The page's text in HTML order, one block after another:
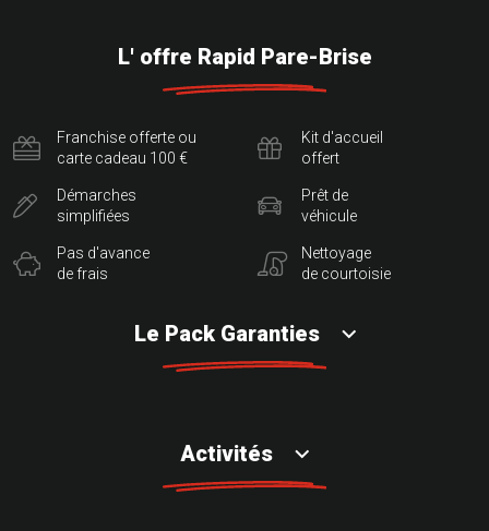
L' offre Rapid Pare-Brise
Franchise offerte ou
carte cadeau 100 €
Démarches
simplifiées
Pas d'avance
de frais
Kit d'accueil
offert
Prêt de
véhicule
Nettoyage
de courtoisie
Le Pack Garanties
Activités